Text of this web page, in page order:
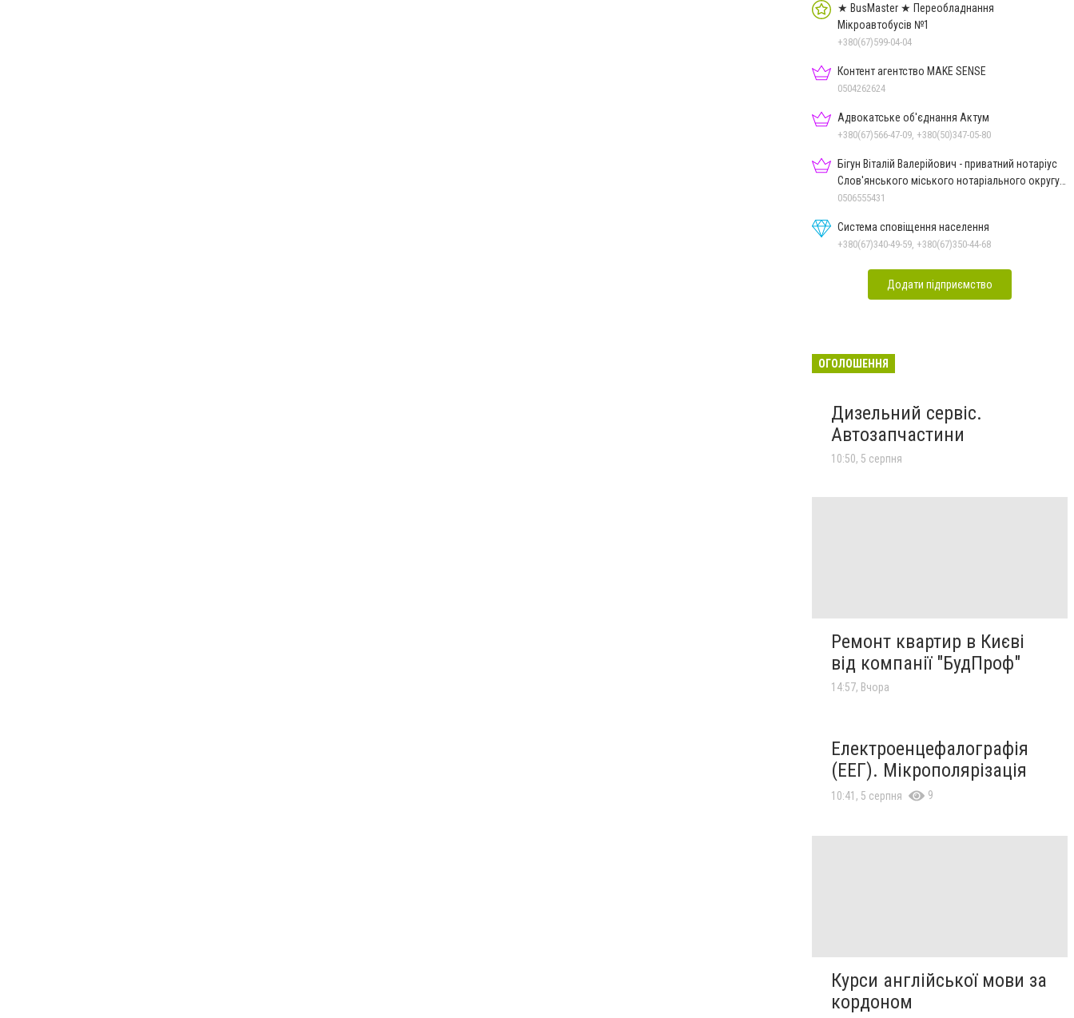
★ BusMaster ★ Переобладнання
Мікроавтобусів №1
+380(67)599-04-04
Контент агентство MAKE SENSE
0504262624
Адвокатське об'єднання Актум
+380(67)566-47-09, +380(50)347-05-80
Бігун Віталій Валерійович - приватний нотаріус
Слов'янського міського нотаріального округу
Дон.обл.
0506555431
Система сповіщення населення
+380(67)340-49-59, +380(67)350-44-68
Додати підприємство
ОГОЛОШЕННЯ
Дизельний сервіс.
Автозапчастини
10:50, 5 серпня
Ремонт квартир в Києві
від компанії "БудПроф"
14:57, Вчора
Електроенцефалографія
(ЕЕГ). Мікрополярізація
10:41, 5 серпня 9
Курси англійської мови за
кордоном